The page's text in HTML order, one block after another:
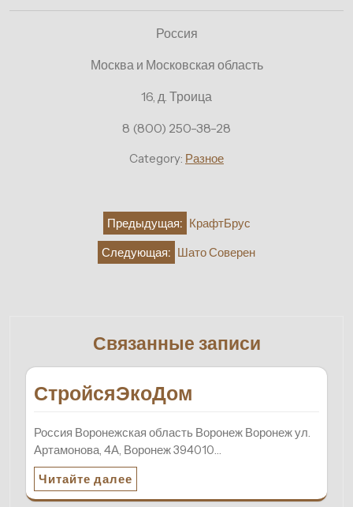
Россия
Москва и Московская область
16, д. Троица
8 (800) 250-38-28
Category: Разное
НавигацияПредыдущая: КрафтБрус
Следующая: Шато Соверен
Связанные записи
СтройсяЭкоДом
Россия Воронежская область Воронеж Воронеж ул.
Артамонова, 4А, Воронеж 394010…
Читайте далее